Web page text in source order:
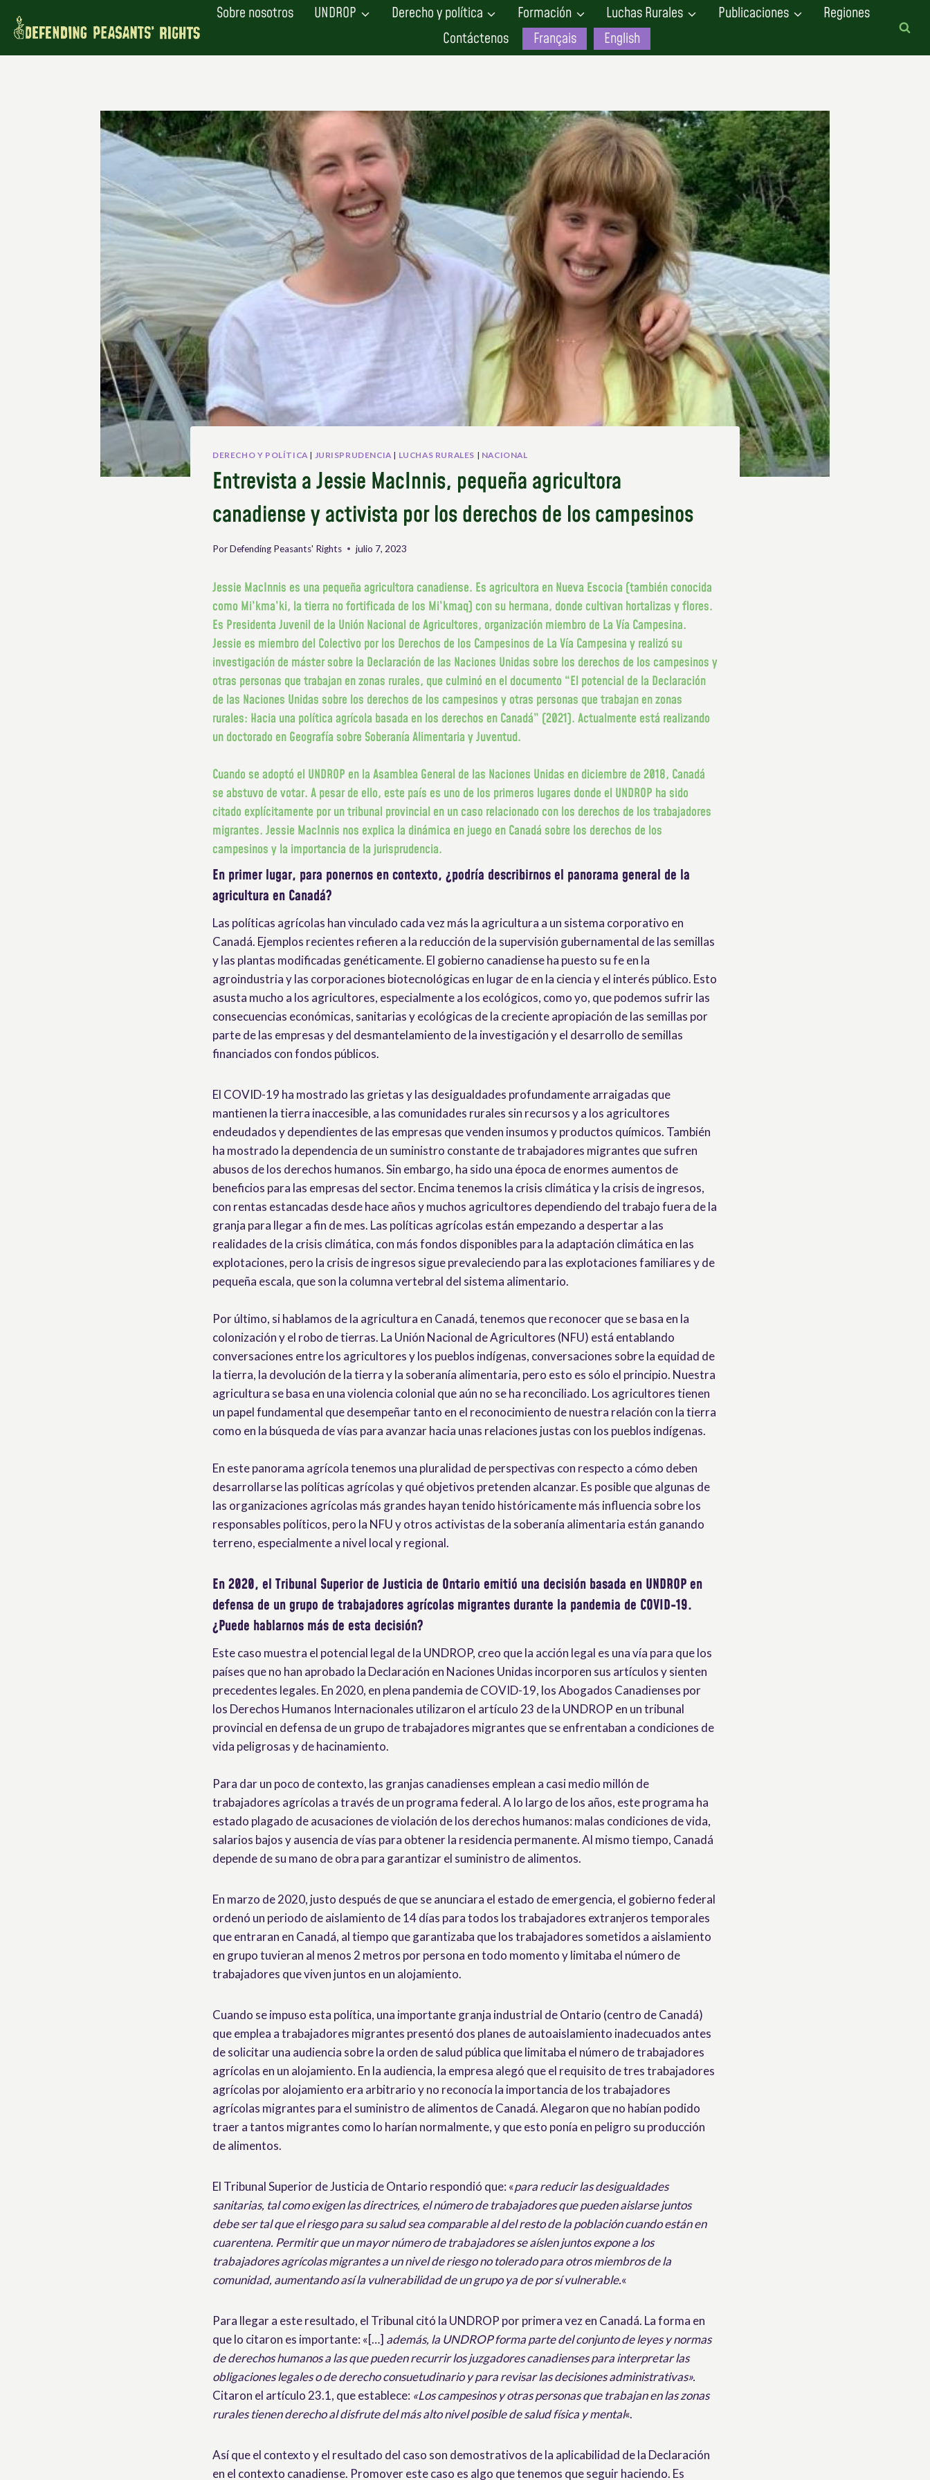
Sobre nosotros UNDROP Derecho y política Formación Luchas Rurales Publicaciones
Regiones
Contáctenos
Français English
DERECHO Y POLÍTICA| JURISPRUDENCIA| LUCHAS RURALES | NACIONAL
Entrevista a Jessie MacInnis, pequeña agricultora
canadiense y activista por los derechos de los campesinos
PorDefending Peasants' Rights julio 7, 2023
Jessie MacInnis es una pequeña agricultora canadiense. Es agricultora en Nueva Escocia (también conocida
como Mi’kma’ki, la tierra no fortificada de los Mi’kmaq) con su hermana, donde cultivan hortalizas y flores.
Es Presidenta Juvenil de la Unión Nacional de Agricultores, organización miembro de La Vía Campesina.
Jessie es miembro del Colectivo por los Derechos de los Campesinos de La Vía Campesina y realizó su
investigación de máster sobre la Declaración de las Naciones Unidas sobre los derechos de los campesinos y
otras personas que trabajan en zonas rurales, que culminó en el documento “El potencial de la Declaración
de las Naciones Unidas sobre los derechos de los campesinos y otras personas que trabajan en zonas
rurales: Hacia una política agrícola basada en los derechos en Canadá” (2021). Actualmente está realizando
un doctorado en Geografía sobre Soberanía Alimentaria y Juventud.
Cuando se adoptó el UNDROP en la Asamblea General de las Naciones Unidas en diciembre de 2018, Canadá
se abstuvo de votar. A pesar de ello, este país es uno de los primeros lugares donde el UNDROP ha sido
citado explícitamente por un tribunal provincial en un caso relacionado con los derechos de los trabajadores
migrantes. Jessie MacInnis nos explica la dinámica en juego en Canadá sobre los derechos de los
campesinos y la importancia de la jurisprudencia.
En primer lugar, para ponernos en contexto, ¿podría describirnos el panorama general de la
agricultura en Canadá?
Las políticas agrícolas han vinculado cada vez más la agricultura a un sistema corporativo en
Canadá. Ejemplos recientes refieren a la reducción de la supervisión gubernamental de las semillas
y las plantas modificadas genéticamente. El gobierno canadiense ha puesto su fe en la
agroindustria y las corporaciones biotecnológicas en lugar de en la ciencia y el interés público. Esto
asusta mucho a los agricultores, especialmente a los ecológicos, como yo, que podemos sufrir las
consecuencias económicas, sanitarias y ecológicas de la creciente apropiación de las semillas por
parte de las empresas y del desmantelamiento de la investigación y el desarrollo de semillas
financiados con fondos públicos.
El COVID-19 ha mostrado las grietas y las desigualdades profundamente arraigadas que
mantienen la tierra inaccesible, a las comunidades rurales sin recursos y a los agricultores
endeudados y dependientes de las empresas que venden insumos y productos químicos. También
ha mostrado la dependencia de un suministro constante de trabajadores migrantes que sufren
abusos de los derechos humanos. Sin embargo, ha sido una época de enormes aumentos de
beneficios para las empresas del sector. Encima tenemos la crisis climática y la crisis de ingresos,
con rentas estancadas desde hace años y muchos agricultores dependiendo del trabajo fuera de la
granja para llegar a fin de mes. Las políticas agrícolas están empezando a despertar a las
realidades de la crisis climática, con más fondos disponibles para la adaptación climática en las
explotaciones, pero la crisis de ingresos sigue prevaleciendo para las explotaciones familiares y de
pequeña escala, que son la columna vertebral del sistema alimentario.
Por último, si hablamos de la agricultura en Canadá, tenemos que reconocer que se basa en la
colonización y el robo de tierras. La Unión Nacional de Agricultores (NFU) está entablando
conversaciones entre los agricultores y los pueblos indígenas, conversaciones sobre la equidad de
la tierra, la devolución de la tierra y la soberanía alimentaria, pero esto es sólo el principio. Nuestra
agricultura se basa en una violencia colonial que aún no se ha reconciliado. Los agricultores tienen
un papel fundamental que desempeñar tanto en el reconocimiento de nuestra relación con la tierra
como en la búsqueda de vías para avanzar hacia unas relaciones justas con los pueblos indígenas.
En este panorama agrícola tenemos una pluralidad de perspectivas con respecto a cómo deben
desarrollarse las políticas agrícolas y qué objetivos pretenden alcanzar. Es posible que algunas de
las organizaciones agrícolas más grandes hayan tenido históricamente más influencia sobre los
responsables políticos, pero la NFU y otros activistas de la soberanía alimentaria están ganando
terreno, especialmente a nivel local y regional.
En 2020, el Tribunal Superior de Justicia de Ontario emitió una decisión basada en UNDROP en
defensa de un grupo de trabajadores agrícolas migrantes durante la pandemia de COVID-19.
¿Puede hablarnos más de esta decisión?
Este caso muestra el potencial legal de la UNDROP, creo que la acción legal es una vía para que los
países que no han aprobado la Declaración en Naciones Unidas incorporen sus artículos y sienten
precedentes legales. En 2020, en plena pandemia de COVID-19, los Abogados Canadienses por
los Derechos Humanos Internacionales utilizaron el artículo 23 de la UNDROP en un tribunal
provincial en defensa de un grupo de trabajadores migrantes que se enfrentaban a condiciones de
vida peligrosas y de hacinamiento.
Para dar un poco de contexto, las granjas canadienses emplean a casi medio millón de
trabajadores agrícolas a través de un programa federal. A lo largo de los años, este programa ha
estado plagado de acusaciones de violación de los derechos humanos: malas condiciones de vida,
salarios bajos y ausencia de vías para obtener la residencia permanente. Al mismo tiempo, Canadá
depende de su mano de obra para garantizar el suministro de alimentos.
En marzo de 2020, justo después de que se anunciara el estado de emergencia, el gobierno federal
ordenó un periodo de aislamiento de 14 días para todos los trabajadores extranjeros temporales
que entraran en Canadá, al tiempo que garantizaba que los trabajadores sometidos a aislamiento
en grupo tuvieran al menos 2 metros por persona en todo momento y limitaba el número de
trabajadores que viven juntos en un alojamiento.
Cuando se impuso esta política, una importante granja industrial de Ontario (centro de Canadá)
que emplea a trabajadores migrantes presentó dos planes de autoaislamiento inadecuados antes
de solicitar una audiencia sobre la orden de salud pública que limitaba el número de trabajadores
agrícolas en un alojamiento. En la audiencia, la empresa alegó que el requisito de tres trabajadores
agrícolas por alojamiento era arbitrario y no reconocía la importancia de los trabajadores
agrícolas migrantes para el suministro de alimentos de Canadá. Alegaron que no habían podido
traer a tantos migrantes como lo harían normalmente, y que esto ponía en peligro su producción
de alimentos.
El Tribunal Superior de Justicia de Ontario respondió que: «para reducir las desigualdades
sanitarias, tal como exigen las directrices, el número de trabajadores que pueden aislarse juntos
debe ser tal que el riesgo para su salud sea comparable al del resto de la población cuando están en
cuarentena. Permitir que un mayor número de trabajadores se aíslen juntos expone a los
trabajadores agrícolas migrantes a un nivel de riesgo no tolerado para otros miembros de la
comunidad, aumentando así la vulnerabilidad de un grupo ya de por sí vulnerable.«
Para llegar a este resultado, el Tribunal citó la UNDROP por primera vez en Canadá. La forma en
que lo citaron es importante: «[…] además, la UNDROP forma parte del conjunto de leyes y normas
de derechos humanos a las que pueden recurrir los juzgadores canadienses para interpretar las
obligaciones legales o de derecho consuetudinario y para revisar las decisiones administrativas».
Citaron el artículo 23.1, que establece: «Los campesinos y otras personas que trabajan en las zonas
rurales tienen derecho al disfrute del más alto nivel posible de salud física y mental«.
Así que el contexto y el resultado del caso son demostrativos de la aplicabilidad de la Declaración
en el contexto canadiense. Promover este caso es algo que tenemos que seguir haciendo. Es